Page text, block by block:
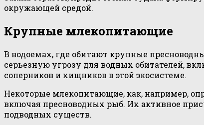
окружающей средой.
Крупные млекопитающие
В водоемах, где обитают крупные
серьезную угрозу для водных обитателей,
соперников и хищников в этой экосистеме.
Некоторые млекопитающие, как, например,
включая пресноводных рыб. Их активное
подводных существ.